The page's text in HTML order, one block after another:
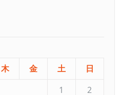
木 金 土
日
1
2